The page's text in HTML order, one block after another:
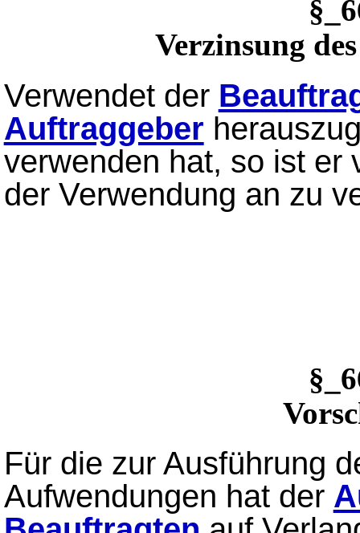
Verzinsung
Verwendet der
Auftraggeber
verwenden hat, so ist er
der Verwendung an zu
Für die zur Ausführung
Aufwendungen hat der